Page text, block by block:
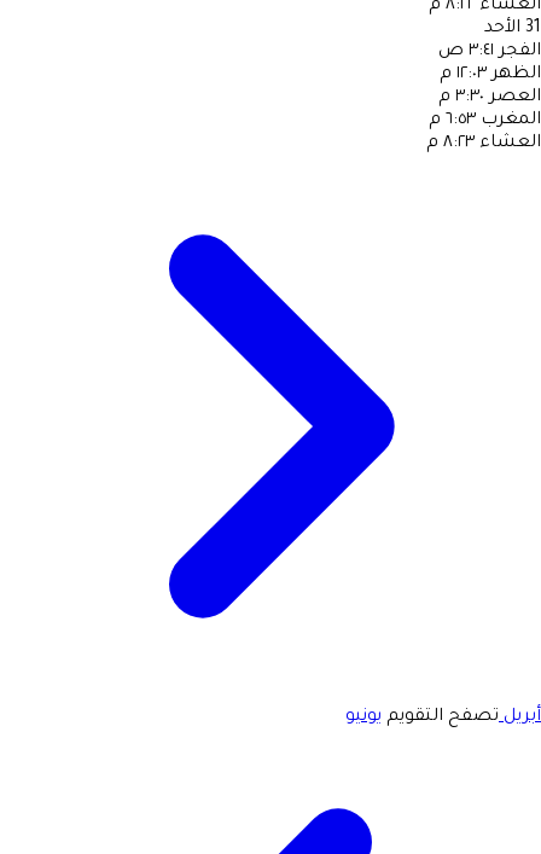
العشاء ٨:٢٢ م
31 الأحد
الفجر ٣:٤١ ص
الظهر ١٢:٠٣ م
العصر ٣:٣٠ م
المغرب ٦:٥٣ م
العشاء ٨:٢٣ م
أبريلتصفح التقويم يونيو